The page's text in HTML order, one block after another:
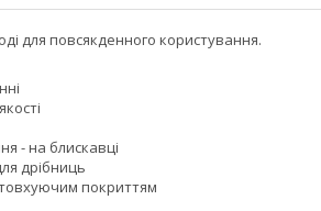
для повсякденного користування.
- на блискавці
дрібниць
покриттям